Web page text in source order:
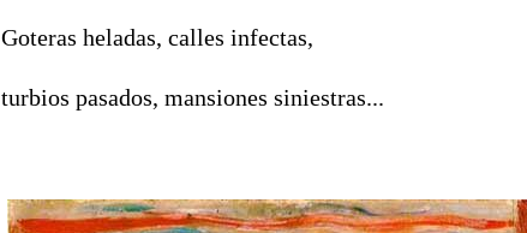
Goteras heladas, calles infectas,
turbios pasados, mansiones siniestras...